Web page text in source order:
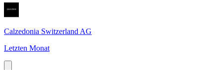
Calzedonia Switzerland AG
Letzten Monat